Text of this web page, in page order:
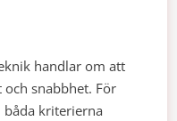
handlar om att
snabbhet. För
båda kriterierna